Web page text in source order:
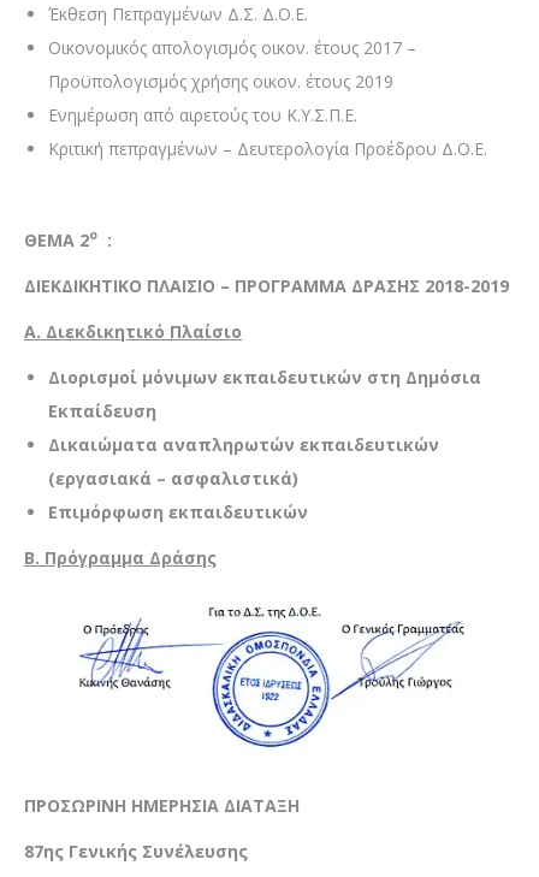
Έκθεση Πεπραγμένων Δ.Σ. Δ.Ο.Ε.
Οικονομικός απολογισμός οικον. έτους 2017 –
Προϋπολογισμός χρήσης οικον. έτους 2019
Ενημέρωση από αιρετούς του Κ.Υ.Σ.Π.Ε.
Κριτική πεπραγμένων – Δευτερολογία Προέδρου Δ.Ο.Ε.
ΘΕΜΑ 2ο
:
ΔΙΕΚΔΙΚΗΤΙΚΟ ΠΛΑΙΣΙΟ – ΠΡΟΓΡΑΜΜΑ ΔΡΑΣΗΣ 2018-2019
A. Διεκδικητικό Πλαίσιο
Διορισμοί μόνιμων εκπαιδευτικών στη Δημόσια
Εκπαίδευση
Δικαιώματα αναπληρωτών εκπαιδευτικών
(εργασιακά – ασφαλιστικά)
Επιμόρφωση εκπαιδευτικών
B. Πρόγραμμα Δράσης
ΠΡΟΣΩΡΙΝΗ ΗΜΕΡΗΣΙΑ ΔΙΑΤΑΞΗ
87ης Γενικής Συνέλευσης